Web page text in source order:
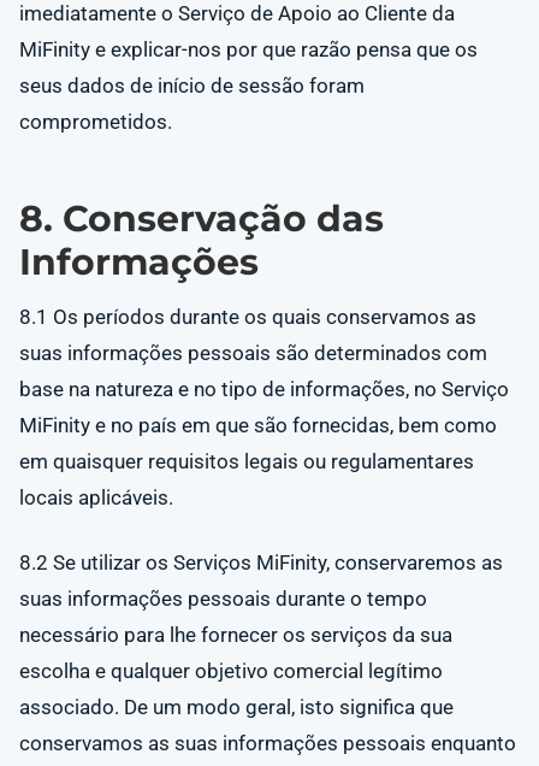
imediatamente o Serviço de Apoio ao Cliente da
MiFinity e explicar-nos por que razão pensa que os
seus dados de início de sessão foram
comprometidos.
8. Conservação das
Informações
8.1 Os períodos durante os quais conservamos as
suas informações pessoais são determinados com
base na natureza e no tipo de informações, no Serviço
MiFinity e no país em que são fornecidas, bem como
em quaisquer requisitos legais ou regulamentares
locais aplicáveis.
8.2 Se utilizar os Serviços MiFinity, conservaremos as
suas informações pessoais durante o tempo
necessário para lhe fornecer os serviços da sua
escolha e qualquer objetivo comercial legítimo
associado. De um modo geral, isto significa que
conservamos as suas informações pessoais enquanto